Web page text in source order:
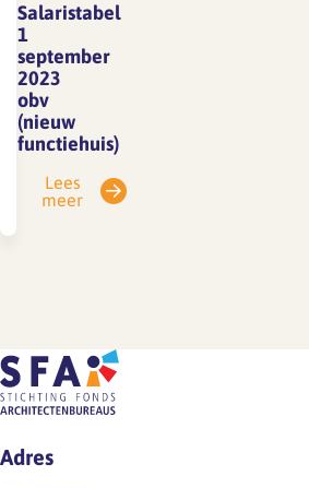
Salaristabel
1
september
2023
obv
(nieuw
functiehuis)
Lees
meer
Adres